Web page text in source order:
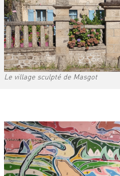
Le village sculpté de Masgot